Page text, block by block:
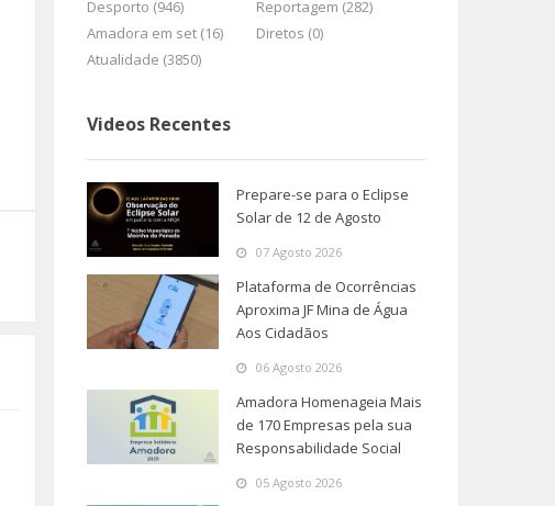
Desporto (946)
Reportagem (282)
Amadora em set (16)
Diretos (0)
Atualidade (3850)
Videos Recentes
Prepare-se para o Eclipse
Solar de 12 de Agosto
07 Agosto 2026
Plataforma de Ocorrências
Aproxima JF Mina de Água
Aos Cidadãos
06 Agosto 2026
Amadora Homenageia Mais
de 170 Empresas pela sua
Responsabilidade Social
05 Agosto 2026